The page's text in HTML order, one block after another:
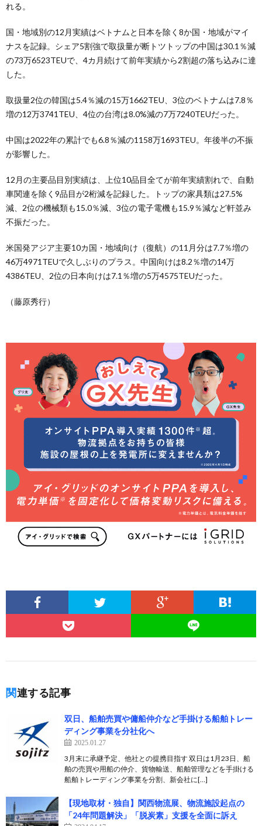
れる。
国・地域別の12月実績はベトナムと日本を除く8か国・地域がマイ
ナスを記録。シェア5割強で取扱量が断トツトップの中国は30.1％減
の73万6523TEUで、4カ月続けて前年実績から2割超の落ち込みに達
した。
取扱量2位の韓国は5.4％減の15万1662TEU、3位のベトナムは7.8％
増の12万3741TEU、4位の台湾は8.0%減の7万7240TEUだった。
中国は2022年の累計でも6.8％減の1158万1693TEU。年後半の不振
が影響した。
12月の主要品目別実績は、上位10品目全てが前年実績割れで、自動
車関連を除く9品目が2桁減を記録した。トップの家具類は27.5%
減、2位の機械類も15.0％減、3位の電子電機も15.9％減など軒並み
不振だった。
米国発アジア主要10カ国・地域向け（復航）の11月分は7.7％増の
46万4971TEUで久しぶりのプラス。中国向けは8.2％増の14万
4386TEU、2位の日本向けは7.1％増の5万4575TEUだった。
（藤原秀行）
関連する記事
双日、船舶売買や傭船仲介など手掛ける船舶トレー
ディング事業を分社化へ
2025.01.27
3月末に承継予定、他社との提携目指す 双日は1月23日、船
舶の売買や用船の仲介、貨物輸送、船舶管理などを手掛ける
船舶トレーディング事業を分割、新会社に[…]
【現地取材・独自】関西物流展、物流施設起点の
「24年問題解決」「脱炭素」支援を全面に訴え